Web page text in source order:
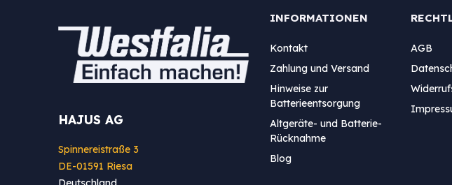
HAJUS AG
Spinnereistraße 3
DE-01591 Riesa
INFORMATIONEN
Kontakt
Zahlung und Versand
Hinweise zur
Batterieentsorgung
Altgeräte- und Batterie-
Rücknahme
Blog
AGB